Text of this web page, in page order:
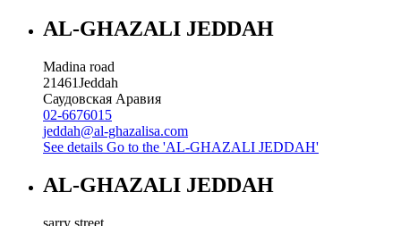
AL-GHAZALI JEDDAH
Madina road
21461Jeddah
Саудовская Аравия
02-6676015
jeddah@al-ghazalisa.com
See details Go to the 'AL-GHAZALI JEDDAH'
AL-GHAZALI JEDDAH
sarry street